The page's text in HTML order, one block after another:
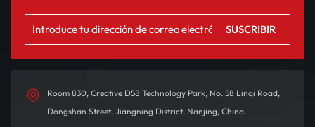
Room 830, Creative D58 Technology Park, No. 58 Linqi Road,
Dongshan Street, Jiangning District, Nanjing, China.